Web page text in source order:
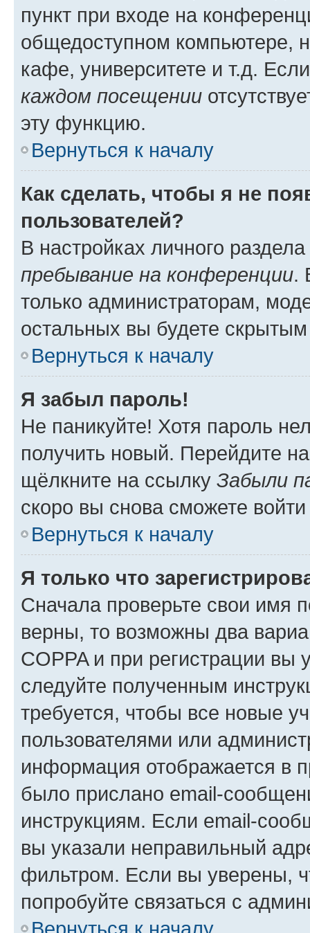
пункт при входе на
общедоступном компьютере,
кафе, университете и т.д.
каждом посещении
эту функцию.
Вернуться к началу
Как сделать, чтобы я не
пользователей?
В настройках личного
пребывание на конференции.
только администраторам,
остальных вы будете
Вернуться к началу
Я забыл пароль!
Не паникуйте! Хотя пароль
получить новый. Перейдите
щёлкните на ссылку Забыли
скоро вы снова сможете
Вернуться к началу
Я только что
Сначала проверьте свои имя
верны, то возможны два
COPPA и при регистрации вы
следуйте полученным
требуется, чтобы все новые
пользователями или
информация отображается в
было прислано email-
инструкциям. Если email-
вы указали неправильный
фильтром. Если вы уверены,
попробуйте связаться с
Вернуться к началу